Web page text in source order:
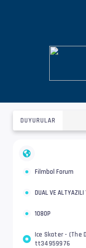
DUYURULAR
Filmbol Forum
DUAL VE ALTYAZILI
1080P
Ice Skater - (The
tt34959976